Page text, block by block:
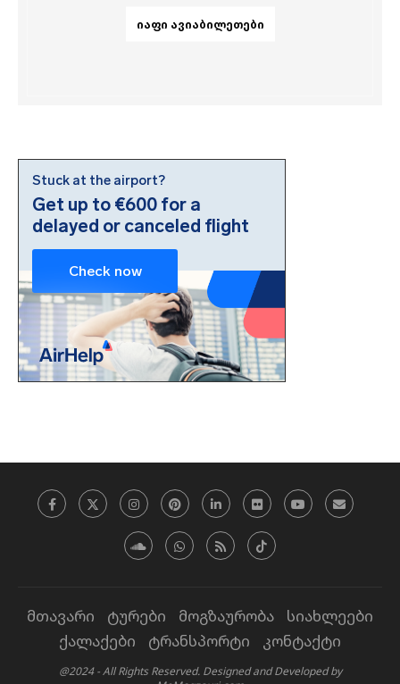
ᲘᲐᲤᲘ ᲐᲕᲘᲐᲑᲘᲚᲔᲗᲔᲑᲘ
მთავარი ტურები მოგზაურობა
სიახლეები
ქალაქები
ტრანსპორტი კონტაქტი
@2024 - All Rights Reserved. Designed and Developed by